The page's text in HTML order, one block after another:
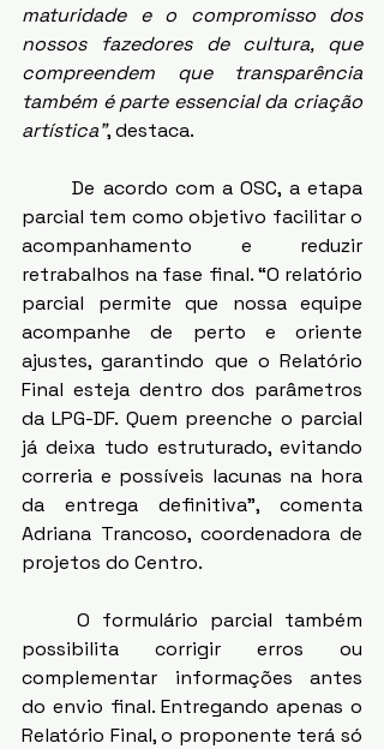
maturidade e o compromisso dos
nossos fazedores de cultura, que
compreendem que transparência
também é parte essencial da criação
artística”, destaca.
	De acordo com a OSC, a etapa
parcial tem como objetivo facilitar o
acompanhamento e reduzir
retrabalhos na fase final. “O relatório
parcial permite que nossa equipe
acompanhe de perto e oriente
ajustes, garantindo que o Relatório
Final esteja dentro dos parâmetros
da LPG-DF. Quem preenche o parcial
já deixa tudo estruturado, evitando
correria e possíveis lacunas na hora
da entrega definitiva”, comenta
Adriana Trancoso, coordenadora de
projetos do Centro.
possibilita corrigir erros ou
complementar informações antes
do envio final. Entregando apenas o
Relatório Final, o proponente terá só